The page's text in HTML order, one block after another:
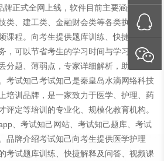
牌正式全网上线，软件目前主要涵盖医学
类、建工类、金融财会类等各类执业、职
课程。向考生提供题库训练、快捷解释及
，可以节省考生的学习时间与学习成本，
分题、薄弱点，专家详细解析，助力考生
考试知己考试知己是秦皇岛水滴网络科技
培训品牌，是一家致力于医学、护理、药
评定等培训的专业化、规模化教育机构。
、考试知己网站、考试知己题库、考试
品牌介绍考试知己向考生提供医学护理
考试题库训练、快捷解释及问答、视频课